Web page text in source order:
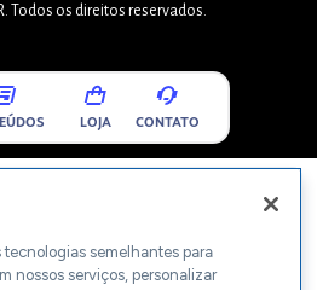
Todos os direitos reservados.
LOJA CONTATO
tecnologias semelhantes para
nossos serviços, personalizar